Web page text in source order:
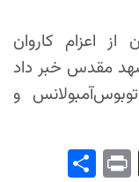
اعزام کاروان
مقدس خبر داد
اتوبوس‌آمبولانس و
Pri